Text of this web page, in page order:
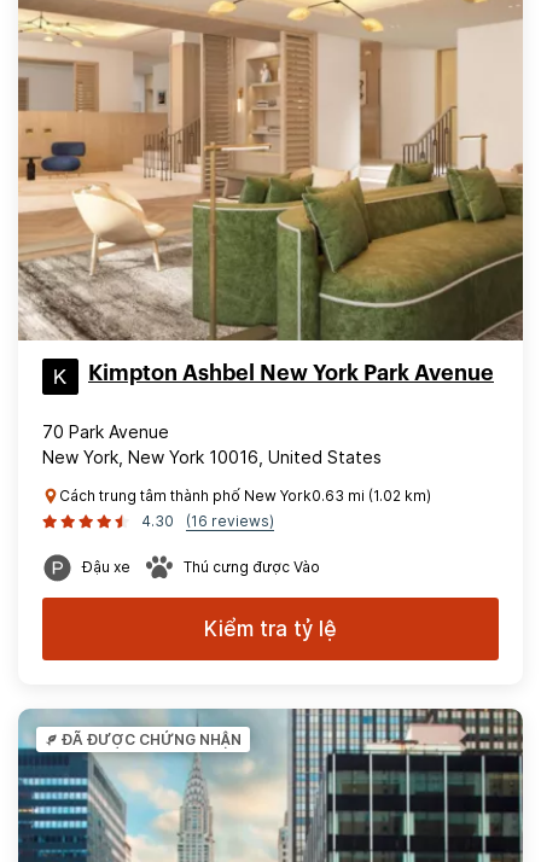
Kimpton Ashbel New York Park Avenue
70 Park Avenue
New York, New York 10016, United States
Cách trung tâm thành phố New York0.63 mi (1.02 km)
4.30
(16 reviews)
Đậu xe Thú cưng được Vào
Kiểm tra tỷ lệ
ĐÃ ĐƯỢC CHỨNG NHẬN